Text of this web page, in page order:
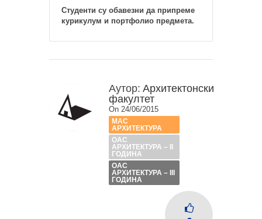
Студенти су обавезни да припреме
курикулум и портфолио предмета.
Аутор: Архитектонски
факултет
On 24/06/2015
МАС
АРХИТЕКТУРА
ОАС
АРХИТЕКТУРА – II
ГОДИНА
ОАС
АРХИТЕКТУРА – III
ГОДИНА